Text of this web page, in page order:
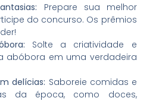
Prepare sua melhor
do concurso. Os prêmios
Solte a criatividade e
abóbora em uma verdadeira
delícias: Saboreie comidas e
da época, como doces,